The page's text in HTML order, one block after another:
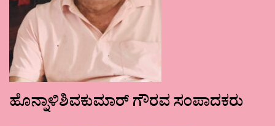
ಹೊನ್ನಾಳಿಶಿವಕುಮಾರ್ ಗೌರವ ಸಂಪಾದಕರು